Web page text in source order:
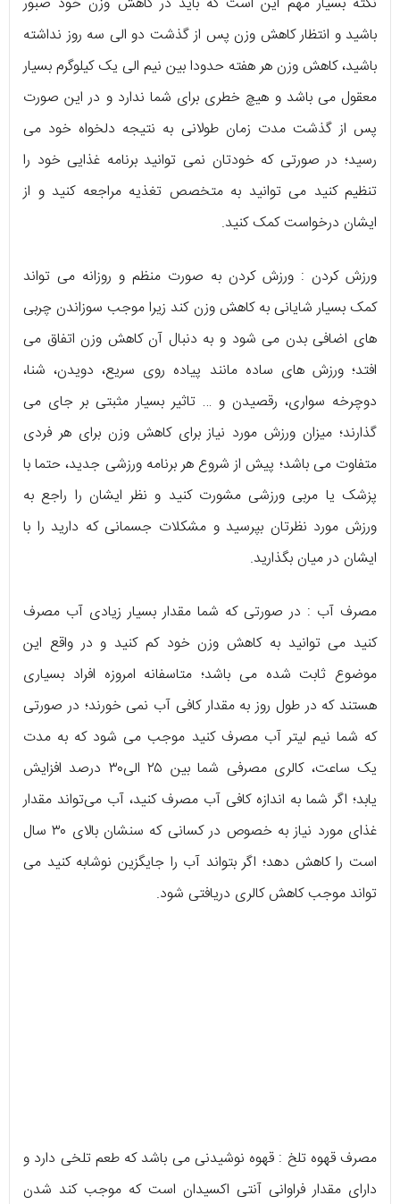
باشید و انتظار کاهش وزن پس از گذشت دو الی سه روز نداشته
باشید، کاهش وزن هر هفته حدودا بین نیم الی یک کیلوگرم بسیار
معقول می باشد و هیچ خطری برای شما ندارد و در این صورت
پس از گذشت مدت زمان طولانی به نتیجه دلخواه خود می
رسید؛ در صورتی که خودتان نمی توانید برنامه غذایی خود را
تنظیم کنید می توانید به متخصص تغذیه مراجعه کنید و از
ایشان درخواست کمک کنید.
ورزش کردن : ورزش کردن به صورت منظم و روزانه می تواند
کمک بسیار شایانی به کاهش وزن کند زیرا موجب سوزاندن چربی
های اضافی بدن می شود و به دنبال آن کاهش وزن اتفاق می
افتد؛ ورزش های ساده مانند پیاده روی سریع، دویدن، شنا،
دوچرخه سواری، رقصیدن و … تاثیر بسیار مثبتی بر جای می
گذارند؛ میزان ورزش مورد نیاز برای کاهش وزن برای هر فردی
متفاوت می باشد؛ پیش از شروع هر برنامه ورزشی جدید، حتما با
پزشک یا مربی ورزشی مشورت کنید و نظر ایشان را راجع به
ورزش مورد نظرتان بپرسید و مشکلات جسمانی که دارید را با
ایشان در میان بگذارید.
مصرف آب : در صورتی که شما مقدار بسیار زیادی آب مصرف
کنید می توانید به کاهش وزن خود کم کنید و در واقع این
موضوع ثابت شده می باشد؛ متاسفانه امروزه افراد بسیاری
هستند که در طول روز به مقدار کافی آب نمی خورند؛ در صورتی
که شما نیم لیتر آب مصرف کنید موجب می شود که به مدت
یک ساعت، کالری مصرفی شما بین ۲۵ الی۳۰ درصد افزایش
یابد؛ اگر شما به اندازه کافی آب مصرف کنید، آب می‌تواند مقدار
غذای مورد نیاز به خصوص در کسانی که سنشان بالای ۳۰ سال
است را کاهش دهد؛ اگر بتواند آب را جایگزین نوشابه کنید می
تواند موجب کاهش کالری دریافتی شود.
مصرف قهوه تلخ : قهوه نوشیدنی می باشد که طعم تلخی دارد و
دارای مقدار فراوانی آنتی اکسیدان است که موجب کند شدن